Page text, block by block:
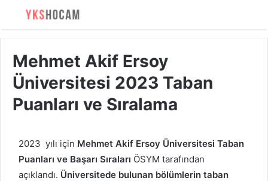
Mehmet Akif Ersoy
Üniversitesi 2023 Taban
Puanları ve Sıralama
2023 yılı için Mehmet Akif Ersoy Üniversitesi Taban
Puanları ve Başarı Sıraları ÖSYM tarafından
açıklandı. Üniversitede bulunan bölümlerin taban